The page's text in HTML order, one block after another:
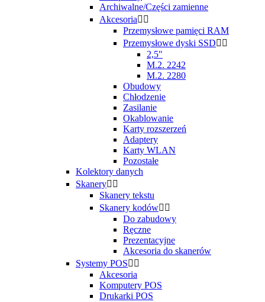
Archiwalne/Części zamienne
Akcesoria 
Przemysłowe pamięci RAM
Przemysłowe dyski SSD 
2,5"
M.2. 2242
M.2. 2280
Obudowy
Chłodzenie
Zasilanie
Okablowanie
Karty rozszerzeń
Adaptery
Karty WLAN
Pozostałe
Kolektory danych
Skanery 
Skanery tekstu
Skanery kodów 
Do zabudowy
Ręczne
Prezentacyjne
Akcesoria do skanerów
Systemy POS 
Akcesoria
Komputery POS
Drukarki POS